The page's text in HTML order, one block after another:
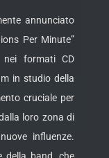
annunciato
Per Minute”
formati CD
in studio della
cruciale per
loro zona di
influenze.